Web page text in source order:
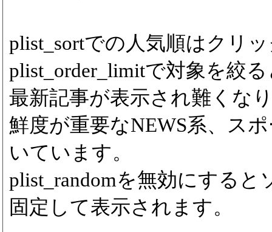
plist_sortでの人気順はクリ
plist_order_limitで対象を絞
最新記事が表示され難くな
鮮度が重要なNEWS系、ス
いています。
plist_randomを無効にする
固定して表示されます。